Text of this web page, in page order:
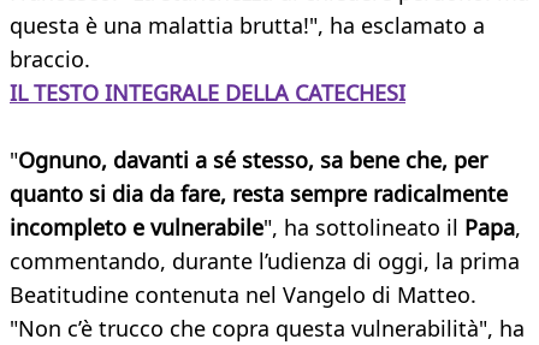
questa è una malattia brutta!", ha esclamato a
braccio.
IL TESTO INTEGRALE DELLA CATECHESI
"Ognuno, davanti a sé stesso, sa bene che, per
quanto si dia da fare, resta sempre radicalmente
incompleto e vulnerabile", ha sottolineato il Papa,
commentando, durante l’udienza di oggi, la prima
Beatitudine contenuta nel Vangelo di Matteo.
"Non c’è trucco che copra questa vulnerabilità", ha